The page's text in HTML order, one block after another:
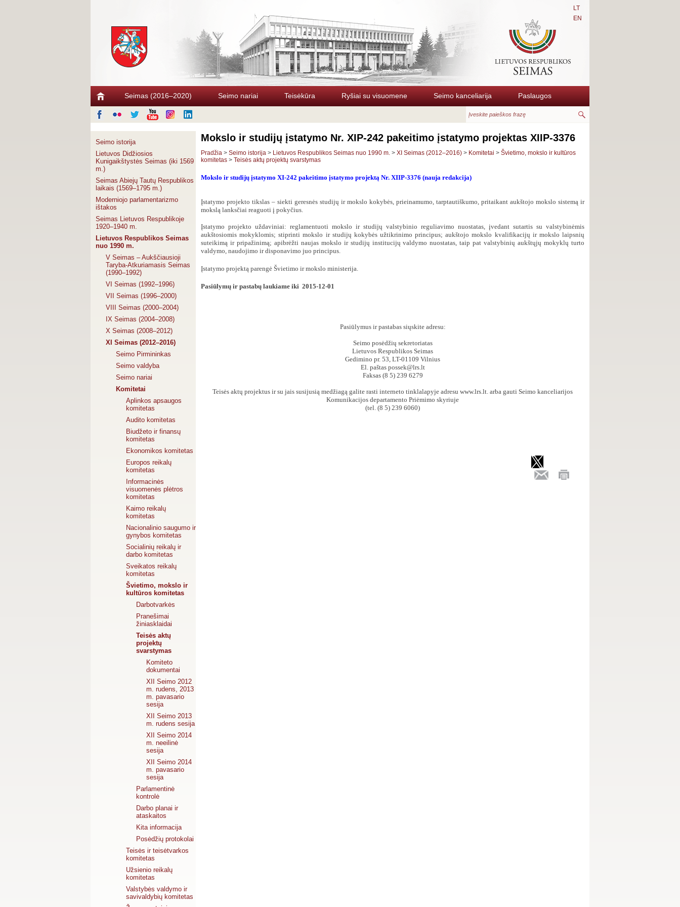
LT
EN
Seimas (2016–2020) Seimo nariai Teisėkūra Ryšiai su visuomene Seimo kanceliarija Paslaugos
Seimo istorija
Lietuvos Didžiosios
Kunigaikštystės Seimas (iki 1569
m.)
Seimas Abiejų Tautų Respublikos
laikais (1569–1795 m.)
Moderniojo parlamentarizmo
ištakos
Seimas Lietuvos Respublikoje
1920–1940 m.
Lietuvos Respublikos Seimas
nuo 1990 m.
V Seimas – Aukščiausioji
Taryba-Atkuriamasis Seimas
(1990–1992)
VI Seimas (1992–1996)
VII Seimas (1996–2000)
VIII Seimas (2000–2004)
IX Seimas (2004–2008)
X Seimas (2008–2012)
XI Seimas (2012–2016)
Seimo Pirmininkas
Seimo valdyba
Seimo nariai
Komitetai
Aplinkos apsaugos
komitetas
Audito komitetas
Biudžeto ir finansų
komitetas
Ekonomikos komitetas
Europos reikalų
komitetas
Informacinės
visuomenės plėtros
komitetas
Kaimo reikalų
komitetas
Nacionalinio saugumo ir
gynybos komitetas
Socialinių reikalų ir
darbo komitetas
Sveikatos reikalų
komitetas
Švietimo, mokslo ir
kultūros komitetas
Darbotvarkės
Pranešimai
žiniasklaidai
Teisės aktų
projektų
svarstymas
Komiteto
dokumentai
XII Seimo 2012
m. rudens, 2013
m. pavasario
sesija
XII Seimo 2013
m. rudens sesija
XII Seimo 2014
m. neeilinė
sesija
XII Seimo 2014
m. pavasario
sesija
Parlamentinė
kontrolė
Darbo planai ir
ataskaitos
Kita informacija
Posėdžių protokolai
Teisės ir teisėtvarkos
komitetas
Užsienio reikalų
komitetas
Valstybės valdymo ir
savivaldybių komitetas
Mokslo ir studijų įstatymo Nr. XIP-242 pakeitimo įstatymo projektas XIIP-3376
Pradžia > Seimo istorija > Lietuvos Respublikos Seimas nuo 1990 m. > XI Seimas (2012–2016) > Komitetai > Švietimo, mokslo ir kultūros
komitetas > Teisės aktų projektų svarstymas
Mokslo ir studijų įstatymo XI-242 pakeitimo įstatymo projektą Nr. XIIP-3376 (nauja redakcija)
Įstatymo projekto tikslas – siekti geresnės studijų ir mokslo kokybės, prieinamumo, tarptautiškumo, pritaikant aukštojo mokslo sistemą ir
mokslą lanksčiai reaguoti į pokyčius.
Įstatymo projekto uždaviniai: reglamentuoti mokslo ir studijų valstybinio reguliavimo nuostatas, įvedant sutartis su valstybinėmis
aukštosiomis mokyklomis; stiprinti mokslo ir studijų kokybės užtikrinimo principus; aukštojo mokslo kvalifikacijų ir mokslo laipsnių
suteikimą ir pripažinimą; apibrėžti naujas mokslo ir studijų institucijų valdymo nuostatas, taip pat valstybinių aukštųjų mokyklų turto
valdymo, naudojimo ir disponavimo juo principus.
Įstatymo projektą parengė Švietimo ir mokslo ministerija.
Pasiūlymų ir pastabų laukiame iki 2015-12-01
Pasiūlymus ir pastabas siųskite adresu:
Seimo posėdžių sekretoriatas
Lietuvos Respublikos Seimas
Gedimino pr. 53, LT-01109 Vilnius
El. paštas possek@lrs.lt
Faksas (8 5) 239 6279
Teisės aktų projektus ir su jais susijusią medžiagą galite rasti interneto tinklalapyje adresu www.lrs.lt . arba gauti Seimo kanceliarijos
Komunikacijos departamento Priėmimo skyriuje
(tel. (8 5) 239 6060)